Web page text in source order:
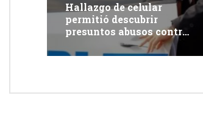
Hallazgo de celular
permitió descubrir
presuntos abusos contra
adolescente: dos adultos
fueron detenidos